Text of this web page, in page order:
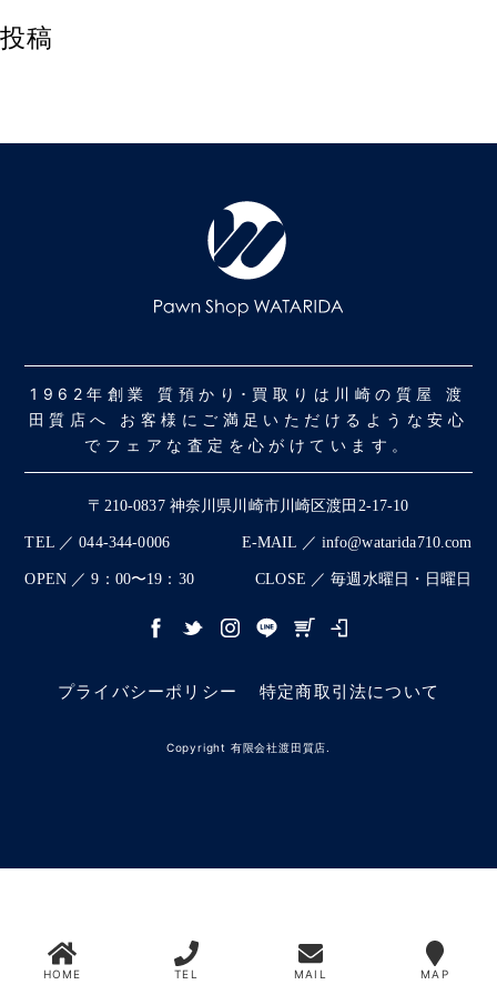
投稿
1962年創業 質預かり･買取りは川崎の質屋 渡
田質店へ お客様にご満足いただけるような安心
でフェアな査定を心がけています。
〒210-0837 神奈川県川崎市川崎区渡田2-17-10
TEL ／ 044-344-0006 E-MAIL ／ info@watarida710.com
OPEN ／ 9：00〜19：30 CLOSE ／ 毎週水曜日・日曜日
プライバシーポリシー 特定商取引法について
Copyright 有限会社渡田質店.
HOME TEL MAIL MAP